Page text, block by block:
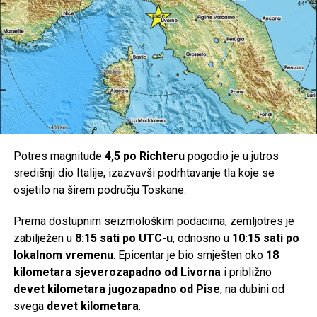
znatiželja. Nije dovoljno da dijete mehanički nauči islamske
i imanske šarte, već je potrebno njegovo srce istinski
vezati za Allaha, dž.š., u stvarnom životu.
Jedna od prilika da se ovakvo nešto učini je kada dijete
recimo zagubi igračku. Roditelji trebaju pomoći djetetu da
to nađe, rekavši da će mu Allah pomoći da pronađe
izgubljeno, a potom prouče dovu da se nađe izgubljena
igračku!‘ Nakon pronalaska izgubljene stvari, treba dijete
podsjetiti da mu je Allah, dž.š., pomogao da pronađe
igračku i da se treba zahvaliti. Ovakav pristup u dječijim
pomaže.
Druga mogućnost je da se dijete pred polazak na spavanje
podstakne na učenje Ajetu-l-Kursijje. Ova prilika se
iskoristi da se kod djeteta razvije lijepo mišljenje o
melekima. „Sine, ako ovo proučiš, dragi Allah ti pošalje
Potres magnitude 4,5 po Richterupogodio je u jutros
središnji dio Italije, izazvavši podrhtavanje tla koje se
osjetilo na širem području Toskane.
Prema dostupnim seizmološkim podacima, zemljotres je
zabilježen u 8:15 sati po UTC-u, odnosno u 10:15 sati po
lokalnom vremenu. Epicentar je bio smješten oko 18
kilometara sjeverozapadno od Livornai približno
devet kilometara jugozapadno od Pise, na dubini od
svega devet kilometara.